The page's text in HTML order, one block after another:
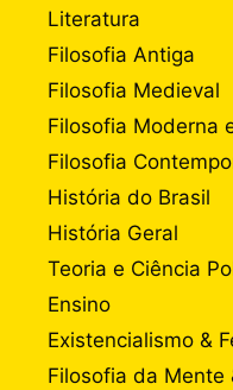
Literatura
Filosofia Antiga
Filosofia Medieval
Filosofia Moderna
Filosofia
História do Brasil
História Geral
Teoria e Ciência
Ensino
Existencialismo &
Filosofia da Mente